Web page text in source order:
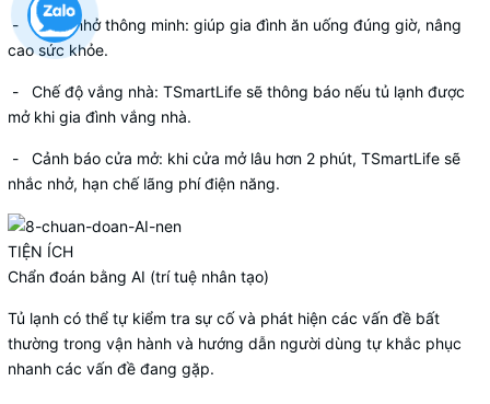
- Nhắc nhở thông minh: giúp gia đình ăn uống đúng giờ, nâng
cao sức khỏe.
- Chế độ vắng nhà: TSmartLife sẽ thông báo nếu tủ lạnh được
mở khi gia đình vắng nhà.
- Cảnh báo cửa mở: khi cửa mở lâu hơn 2 phút, TSmartLife sẽ
nhắc nhở, hạn chế lãng phí điện năng.
TIỆN ÍCH
Chẩn đoán bằng AI (trí tuệ nhân tạo)
Tủ lạnh có thể tự kiểm tra sự cố và phát hiện các vấn đề bất
thường trong vận hành và hướng dẫn người dùng tự khắc phục
nhanh các vấn đề đang gặp.